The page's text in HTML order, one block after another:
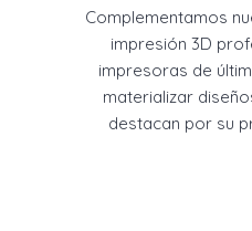
Complementamos
impresión 3D
impresoras de
materializar
destacan por su